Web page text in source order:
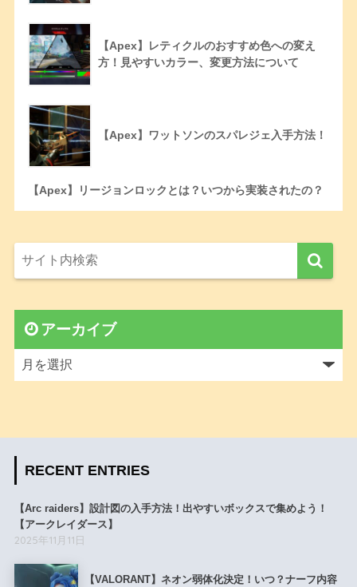
【Apex】レティクルのおすすめ色への変え
方！見やすいカラー、変更方法について
【Apex】ワットソンのスパレジェ入手方法！
【Apex】リージョンロックとは？いつから実装されたの？
アーカイブ
RECENT ENTRIES
【Arc raiders】設計図の入手方法！出やすいボックスで集めよう！
【アークレイダース】
2025年11月11日
【VALORANT】ネオン弱体化決定！いつ？ナーフ内容